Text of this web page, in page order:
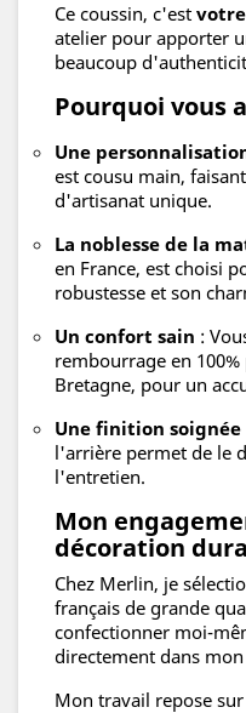
Ce coussin, c'est
atelier pour apporter
beaucoup
Pourquoi vous
Une
est cousu main,
d'artisanat unique.
La noblesse de la
en France, est choisi
robustesse et son
Un confort sain :
rembourrage en
Bretagne, pour un
Une finition soignée
l'arrière permet de le
l'entretien.
Mon
décoration
Chez Merlin, je
français de grande
confectionner moi-
directement dans
Mon travail repose